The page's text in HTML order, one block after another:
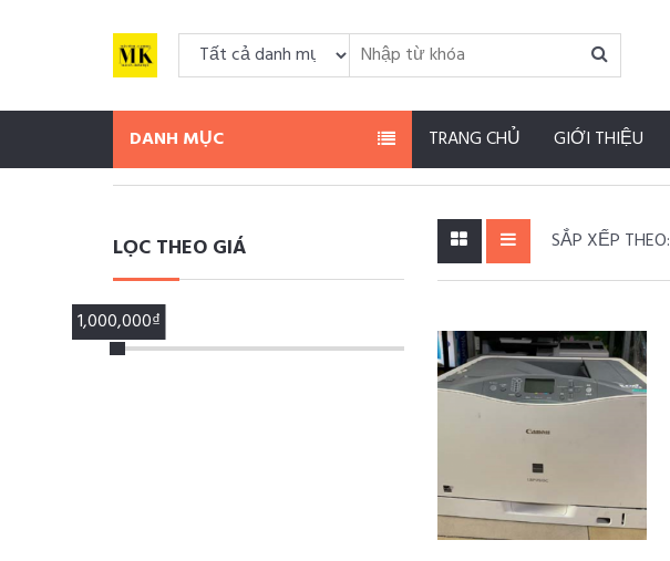
DANH MỤC TRANG CHỦ GIỚI THIỆU
LỌC THEO GIÁ
100,000₫
1,000,000₫
SẮP XẾP THEO: